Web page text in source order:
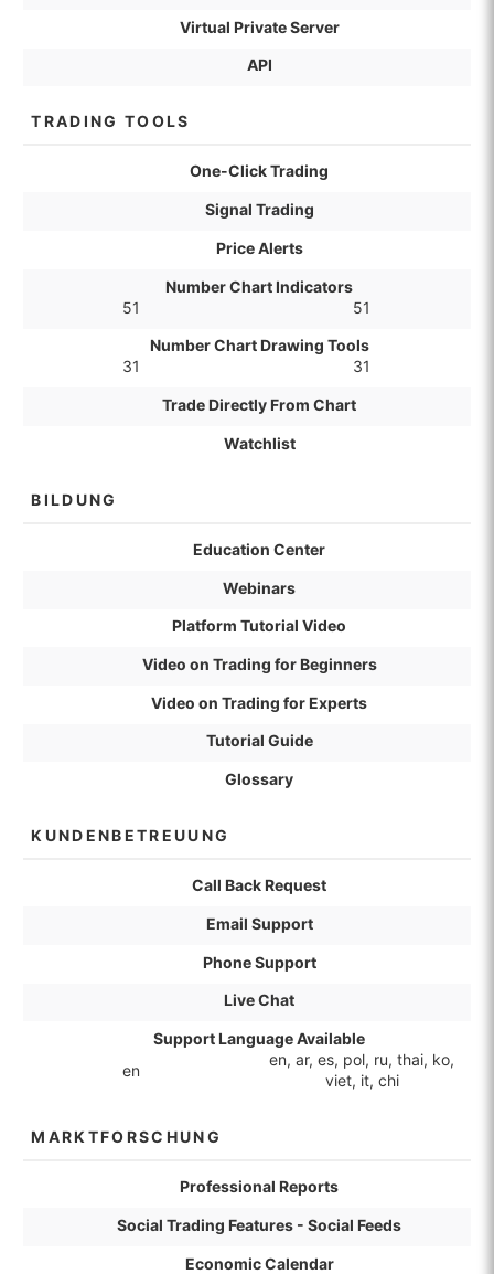
Virtual Private Server
API
TRADING TOOLS
One-Click Trading
Signal Trading
Price Alerts
Number Chart Indicators
51
51
Number Chart Drawing Tools
31
31
Trade Directly From Chart
Watchlist
BILDUNG
Education Center
Webinars
Platform Tutorial Video
Video on Trading for Beginners
Video on Trading for Experts
Tutorial Guide
Glossary
KUNDENBETREUUNG
Call Back Request
Email Support
Phone Support
Live Chat
Support Language Available
en
en, ar, es, pol, ru, thai, ko,
viet, it, chi
MARKTFORSCHUNG
Professional Reports
Social Trading Features - Social Feeds
Economic Calendar